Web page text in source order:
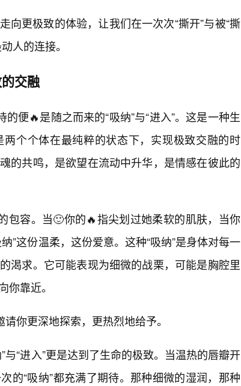
向更极致的体验，让我们在一次次“撕开”与被“撕
人的连接。
交融
的便🔥是随之而来的“吸纳”与“进入”。这是一种生
个个体在最纯粹的状态下，实现极致交融的时
的共鸣，是欲望在流动中升华，是情感在彼此的
包容。当🙂你的🔥指尖划过她柔软的肌肤，当你
”这份温柔，这份爱意。这种“吸纳”是身体对每一
渴求。它可能表现为细微的战栗，可能是胸腔里
你靠近。
你更深地探索，更热烈地给予。
与“进入”更是达到了生命的极致。当温热的唇瓣开
的“吸纳”都充满了期待。那种细微的湿润，那种